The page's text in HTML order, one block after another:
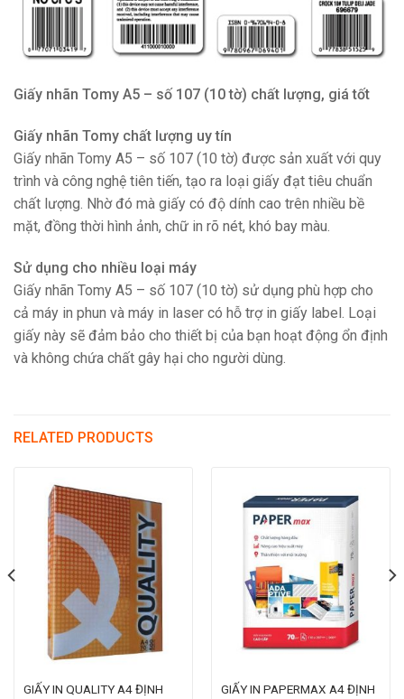
Giấy nhãn Tomy A5 – số 107 (10 tờ) chất lượng, giá tốt
Giấy nhãn Tomy chất lượng uy tín
Giấy nhãn Tomy A5 – số 107 (10 tờ) được sản xuất với quy
trình và công nghệ tiên tiến, tạo ra loại giấy đạt tiêu chuẩn
chất lượng. Nhờ đó mà giấy có độ dính cao trên nhiều bề
mặt, đồng thời hình ảnh, chữ in rõ nét, khó bay màu.
Sử dụng cho nhiều loại máy
Giấy nhãn Tomy A5 – số 107 (10 tờ) sử dụng phù hợp cho
cả máy in phun và máy in laser có hỗ trợ in giấy label. Loại
giấy này sẽ đảm bảo cho thiết bị của bạn hoạt động ổn định
và không chứa chất gây hại cho người dùng.
RELATED PRODUCTS
GIẤY IN QUALITY A4 ĐỊNH
GIẤY IN PAPERMAX A4 ĐỊNH